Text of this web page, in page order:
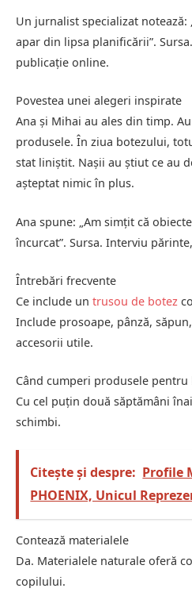
Un jurnalist specializat notează:
apar din lipsa planificării”.
publicație online.
Povestea unei alegeri inspirate
Ana și Mihai au ales din timp.
produsele. În ziua botezului,
stat liniștit. Nașii au știut ce au
așteptat nimic în plus.
Ana spune: „Am simțit că
încurcat”. Sursa. Interviu
Întrebări frecvente
Ce include un trusou de botez
Include prosoape, pânză,
accesorii utile.
Când cumperi produsele pentru
Cu cel puțin două săptămâni
schimbi.
Citește și despre: Profile
PHOENIX, Unicul
Contează materialele
Da. Materialele naturale oferă
copilului.